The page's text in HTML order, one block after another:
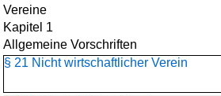
Vereine
Kapitel 1
Allgemeine Vorschriften
§ 21 Nicht wirtschaftlicher Verein